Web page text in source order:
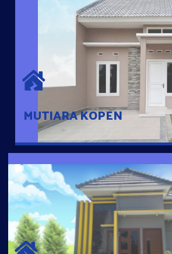
MUTIARA KOPEN
MUTIARA KOPEN
Hunian nyaman dengan suasana pedesaan. 10
kota, 2 menit dari Ring Road
BGF HOUSE
Hunian Mewah Pusat Kota dengan fasilitas Free
Parkir Mobil dengan 3 Kamar Tidur dan 2 Kamar